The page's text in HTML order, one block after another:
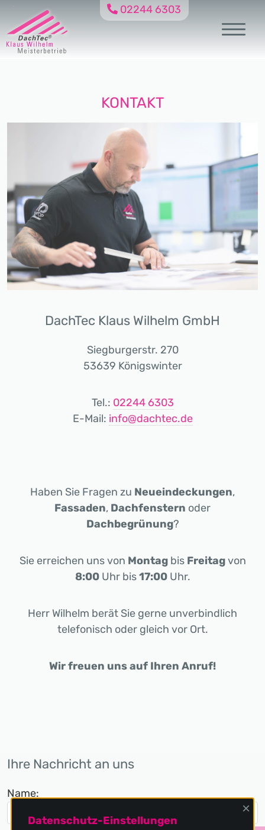
02244 6303
KONTAKT
DachTec Klaus Wilhelm GmbH
Siegburgerstr. 270
53639 Königswinter
Tel.: 02244 6303
E-Mail: info@dachtec.de
Haben Sie Fragen zu Neueindeckungen,
Fassaden, Dachfenstern oder
Dachbegrünung?
Sie erreichen uns von Montagbis Freitagvon
8:00Uhr bis17:00Uhr.
Herr Wilhelm berät Sie gerne unverbindlich
telefonisch oder gleich vor Ort.
Wir freuen uns auf Ihren Anruf!
Ihre Nachricht an uns
Name:
Datenschutz-Einstellungen
×